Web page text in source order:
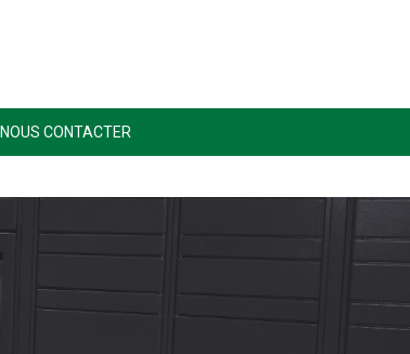
NOUS CONTACTER